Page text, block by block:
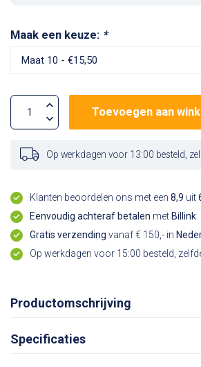
Maak een keuze: *
Toevoegen aan
Op werkdagen voor 13:00 besteld,
Klanten beoordelen ons met een 8,9 uit
Eenvoudig achteraf betalen met Billink
Gratis verzending vanaf € 150,- in
Op werkdagen voor 15:00 besteld,
Productomschrijving
Specificaties